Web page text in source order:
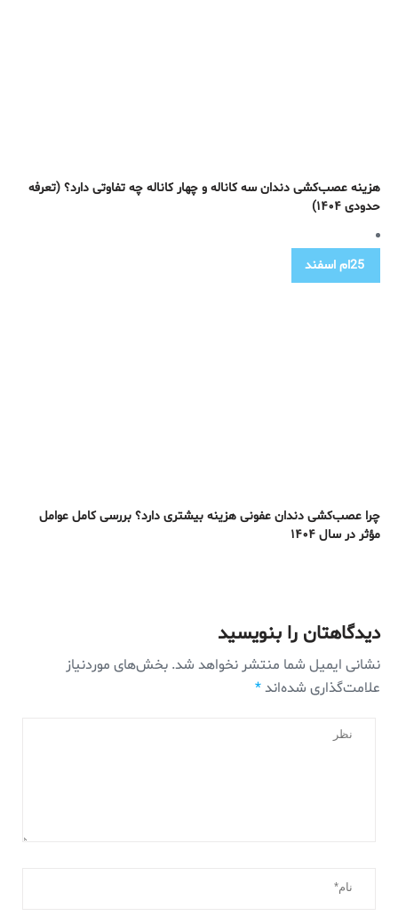
هزینه عصب‌کشی دندان سه کاناله و چهار کاناله چه تفاوتی دارد؟ (تعرفه
حدودی ۱۴۰۴)
25ام اسفند
چرا عصب‌کشی دندان عفونی هزینه بیشتری دارد؟ بررسی کامل عوامل
مؤثر در سال ۱۴۰۴
دیدگاهتان را بنویسید
نشانی ایمیل شما منتشر نخواهد شد. بخش‌های موردنیاز
علامت‌گذاری شده‌اند*